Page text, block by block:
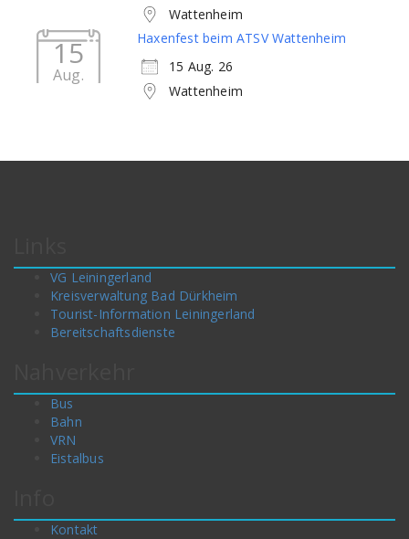
Wattenheim
15
Aug.
Haxenfest beim ATSV Wattenheim
15 Aug. 26
Wattenheim
VG Leiningerland
Kreisverwaltung Bad Dürkheim
Tourist-Information Leiningerland
Bereitschaftsdienste
Bus
Bahn
VRN
Eistalbus
Kontakt